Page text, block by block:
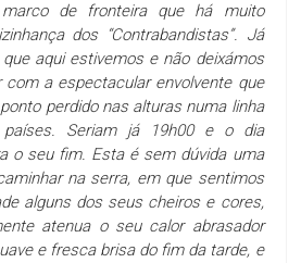
de fronteira que há muito
dos “Contrabandistas”. Já
aqui estivemos e não deixámos
a espectacular envolvente que
perdido nas alturas numa linha
Seriam já 19h00 e o dia
o seu fim. Esta é sem dúvida uma
na serra, em que sentimos
alguns dos seus cheiros e cores,
atenua o seu calor abrasador
e fresca brisa do fim da tarde, e